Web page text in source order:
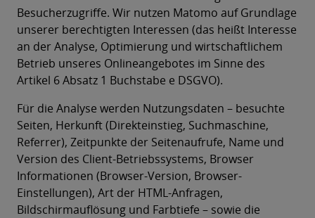
Besucherzugriffe. Wir nutzen Matomo auf Grundlage
unserer berechtigten Interessen (das heißt Interesse
an der Analyse, Optimierung und wirtschaftlichem
Betrieb unseres Onlineangebotes im Sinne des
Artikel 6 Absatz 1 Buchstabe e DSGVO).
Für die Analyse werden Nutzungsdaten – besuchte
Seiten, Herkunft (Direkteinstieg, Suchmaschine,
Referrer), Zeitpunkte der Seitenaufrufe, Name und
Version des Client-Betriebssystems, Browser
Informationen (Browser-Version, Browser-
Einstellungen), Art der HTML-Anfragen,
Bildschirmauflösung und Farbtiefe – sowie die